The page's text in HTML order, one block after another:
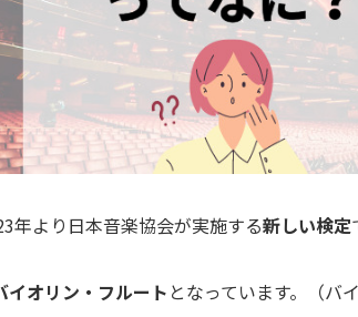
年より日本音楽協会が実施する新しい検定
イオリン・フルート となっています。（バ